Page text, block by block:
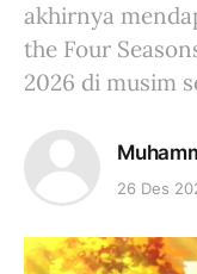
akhirnya
the Four
2026 di musim
26 Des